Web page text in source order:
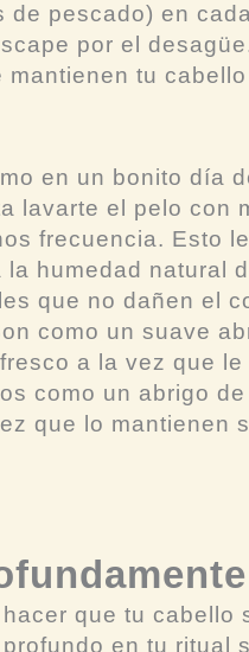
pescado) en
por el
tu
en un bonito día
lavarte el pelo con
frecuencia. Esto
humedad natural
que no dañen el
como un suave
a la vez que
como un abrigo
que lo mantienen
que tu cabello
en tu ritual